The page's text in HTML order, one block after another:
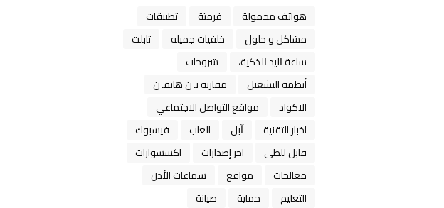
هواتف محمولة فرمتة
تطبيقات
مشاكل و حلول
خلفيات جميله
تابلت
ﺳﺎﻋﺔ ﺍﻟﻴﺪ ﺍﻟﺬﻛﻴﺔ،
شروحات
أنظمة التشغيل
مقارنة بين هاتفين
الاكواد
مواقع التواصل الاجتماعي
اخبار التقنية
ﺁﺑﻞ العاب
فيسبوك
قابل للطي
آخر إصدارات
اكسسوارات
معالجات
مواقع
سماعات الأذن
التعليم
حماية صيانة